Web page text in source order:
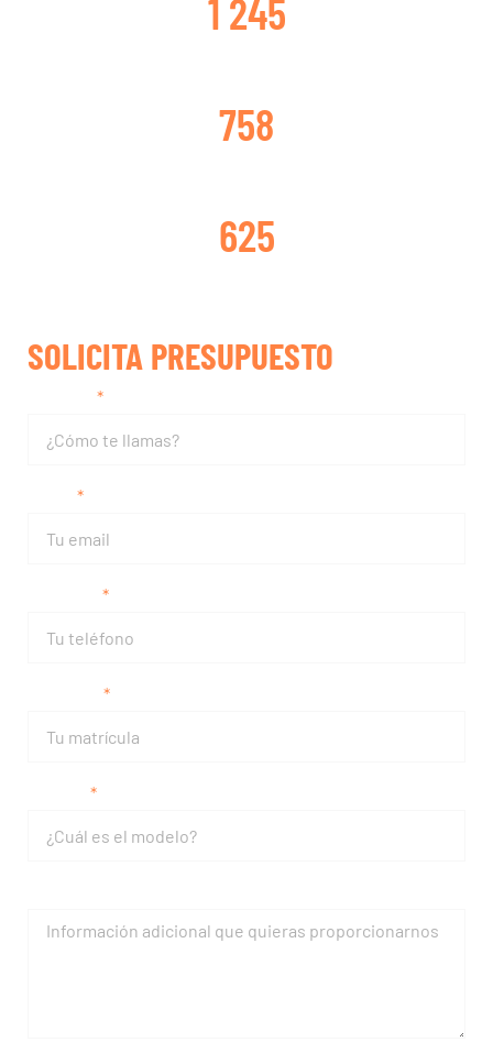
SOLICITA PRESUPUESTO
1 245
758
625